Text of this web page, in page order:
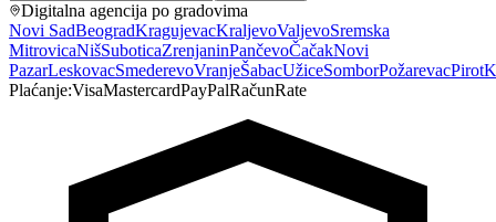
Digitalna agencija po gradovima
Novi SadBeogradKragujevacKraljevoValjevoSremska
MitrovicaNišSuboticaZrenjaninPančevoČačakNovi
PazarLeskovacSmederevoVranjeŠabacUžiceSomborPožarevacPirot
Plaćanje:VisaMastercardPayPalRačunRate